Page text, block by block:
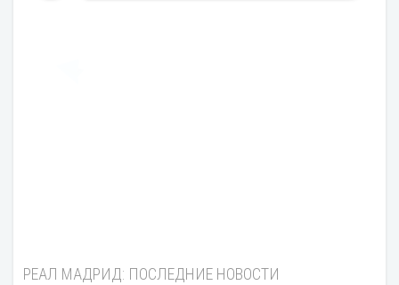
РЕАЛ МАДРИД: ПОСЛЕДНИЕ НОВОСТИ